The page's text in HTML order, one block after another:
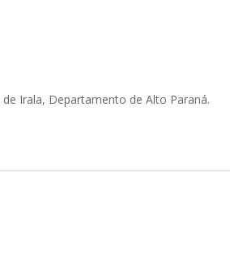
Irala, Departamento de Alto Paraná.